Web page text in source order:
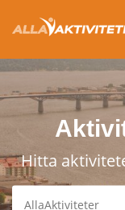
Hitta